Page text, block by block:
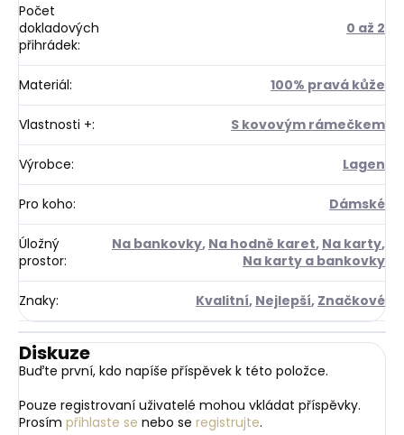
Počet
dokladových
přihrádek:
0 až 2
Materiál: 100% pravá kůže
Vlastnosti +: S kovovým rámečkem
Výrobce: Lagen
Pro koho: Dámské
Úložný
prostor:
Na bankovky, Na hodně karet, Na karty,
Na karty a bankovky
Znaky: Kvalitní, Nejlepší, Značkové
Diskuze
Buďte první, kdo napíše příspěvek k této položce.
Pouze registrovaní uživatelé mohou vkládat příspěvky.
Prosím přihlaste se nebo se registrujte.